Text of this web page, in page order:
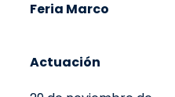
Feria Marco
Actuación